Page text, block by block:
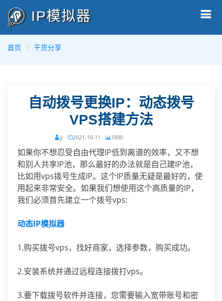
IP模拟器
首页 干货分享
自动拨号更换IP：动态拨号
VPS搭建方法
jj 2021-10-11 1890
如果你不想忍受自由代理IP低到离谱的效率，又不想
和别人共享IP池，那么最好的办法就是自己建IP池，
比如用vps拨号生成IP。这个IP质量无疑是最好的，使
用起来非常安全。如果我们想使用这个高质量的IP，
我们必须首先建立一个拨号vps:
动态IP模拟器
1.购买拨号vps，找好商家，选择参数，购买成功。
2.安装系统并通过远程连接拨打vps。
3.要下载拨号软件并连接，您需要输入宽带账号和密